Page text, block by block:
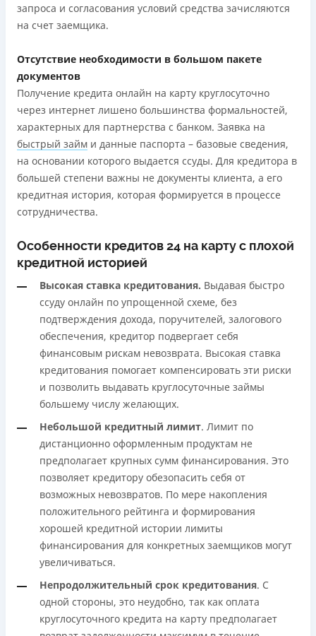
запроса и согласования условий средства зачисляются
на счет заемщика.
Отсутствие необходимости в большом пакете
документов
Получение кредита онлайн на карту круглосуточно
через интернет лишено большинства формальностей,
характерных для партнерства с банком. Заявка на
быстрый займ и данные паспорта – базовые сведения,
на основании которого выдается ссуды. Для кредитора в
большей степени важны не документы клиента, а его
кредитная история, которая формируется в процессе
сотрудничества.
Особенности кредитов 24 на карту с плохой
кредитной историей
Высокая ставка кредитования. Выдавая быстро
ссуду онлайн по упрощенной схеме, без
подтверждения дохода, поручителей, залогового
обеспечения, кредитор подвергает себя
финансовым рискам невозврата. Высокая ставка
кредитования помогает компенсировать эти риски
и позволить выдавать круглосуточные займы
большему числу желающих.
Небольшой кредитный лимит. Лимит по
дистанционно оформленным продуктам не
предполагает крупных сумм финансирования. Это
позволяет кредитору обезопасить себя от
возможных невозвратов. По мере накопления
положительного рейтинга и формирования
хорошей кредитной истории лимиты
финансирования для конкретных заемщиков могут
увеличиваться.
Непродолжительный срок кредитования. С
одной стороны, это неудобно, так как оплата
круглосуточного кредита на карту предполагает